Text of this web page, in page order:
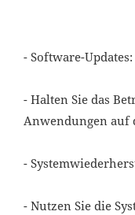
- Software-Updates:
- Halten Sie das
Anwendungen auf
-
- Nutzen Sie die